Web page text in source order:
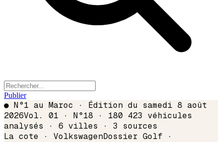
Publier
● N°1 au Maroc · Édition du samedi 8 août
2026Vol. 01 · N°18 · 180 423 véhicules
analysés · 6 villes · 3 sources
La cote · VolkswagenDossier Golf ·